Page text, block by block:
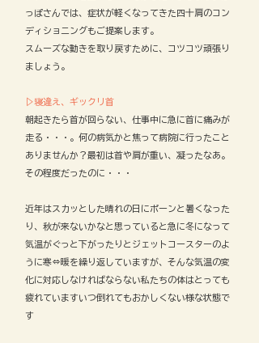
っぽさんでは、症状が軽くなってきた四十肩のコン
ディショニングもご提案します。
スムーズな動きを取り戻すために、コツコツ頑張り
ましょう。
▷寝違え、ギックリ首
朝起きたら首が回らない、仕事中に急に首に痛みが
走る・・・。何の病気かと焦って病院に行ったこと
ありませんか？最初は首や肩が重い、凝ったなあ。
その程度だったのに・・・
近年はスカッとした晴れの日にポーンと暑くなった
り、秋が来ないかなと思っていると急に冬になって
気温がぐっと下がったりとジェットコースターのよ
うに寒⇔暖を繰り返していますが、そんな気温の変
化に対応しなければならない私たちの体はとっても
疲れていますいつ倒れてもおかしくない様な状態で
す